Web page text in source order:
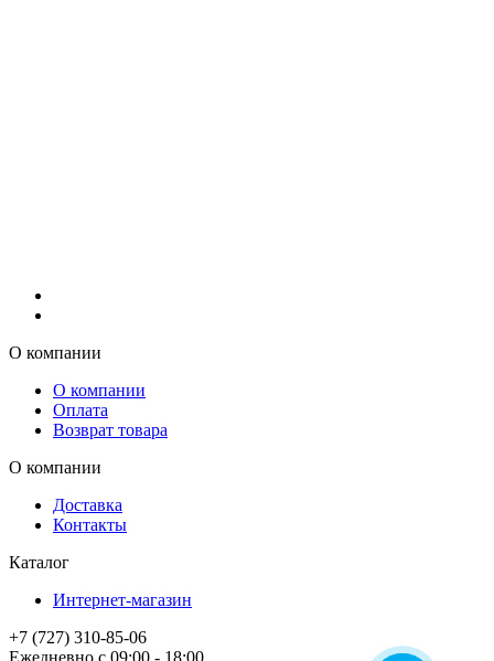
О компании
О компании
Оплата
Возврат товара
О компании
Доставка
Контакты
Каталог
Интернет-магазин
+7 (727) 310-85-06
Ежедневно с 09:00 - 18:00